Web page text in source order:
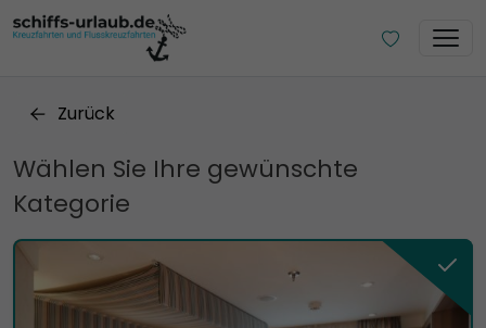
Zurück
Wählen Sie Ihre gewünschte
Kategorie